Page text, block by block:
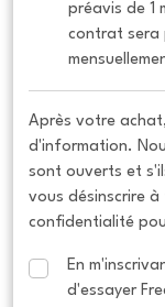
préavis de 1
contrat sera
Après votre
d'information.
sont ouverts et
vous désinscrire
confidentialité
En
d'essayer